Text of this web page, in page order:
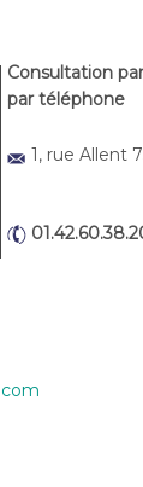
Consultation
par téléphone
1, rue Allent